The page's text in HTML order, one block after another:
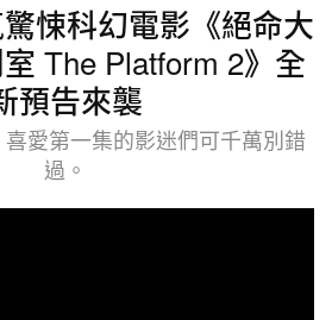
悚科幻電影《絕命大
The Platform 2》全
預告來襲
愛第一集的影迷們可千萬別錯
過。